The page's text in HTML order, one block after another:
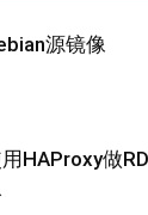
源镜像
HAProxy做